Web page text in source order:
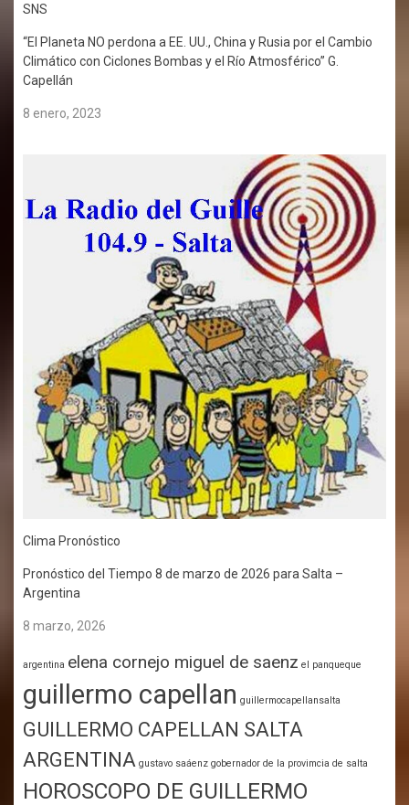
SNS
“El Planeta NO perdona a EE. UU., China y Rusia por el Cambio
Climático con Ciclones Bombas y el Río Atmosférico” G.
Capellán
8 enero, 2023
Clima Pronóstico
Pronóstico del Tiempo 8 de marzo de 2026 para Salta –
Argentina
8 marzo, 2026
argentina elena cornejo miguel de saenz el panqueque
guillermo capellan guillermocapellansalta
GUILLERMO CAPELLAN SALTA
ARGENTINA gustavo saáenz gobernador de la provimcia de salta
HOROSCOPO DE GUILLERMO